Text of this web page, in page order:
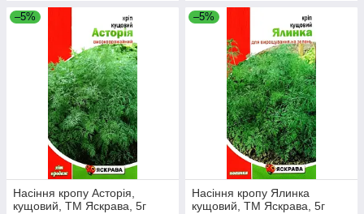
–5%
Насіння кропу Асторія,
кущовий, ТМ Яскрава, 5г
–5%
Насіння кропу Ялинка
кущовий, ТМ Яскрава, 5г